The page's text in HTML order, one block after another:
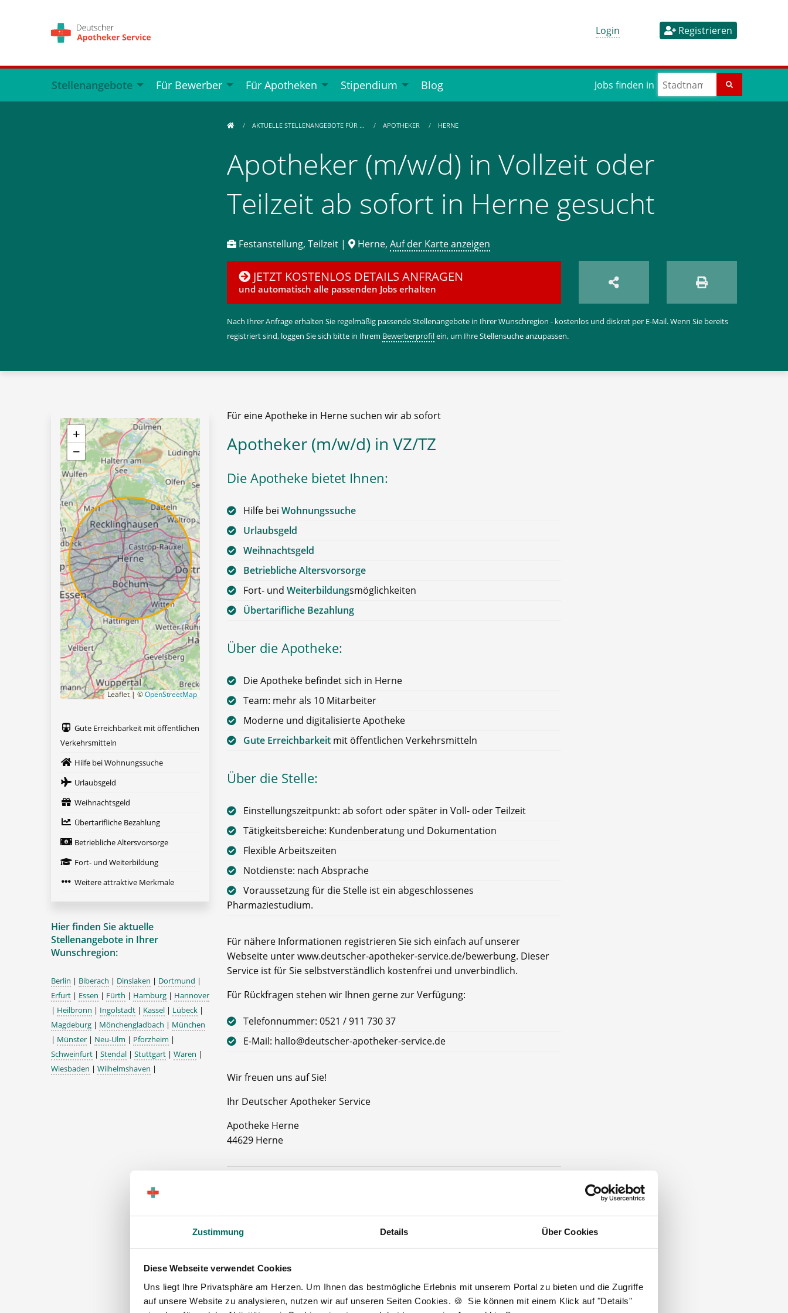
Zustimmung Details Über Cookies
Diese Webseite verwendet Cookies
Uns liegt Ihre Privatsphäre am Herzen. Um Ihnen das bestmögliche Erlebnis mit unserem Portal zu bieten und die Zugriffe
auf unsere Website zu analysieren, nutzen wir auf unseren Seiten Cookies. 🍪 Sie können mit einem Klick auf "Details"
Login Registrieren
Stellenangebote Für Bewerber Für Apotheken Stipendium Blog Jobs finden in
AKTUELLE STELLENANGEBOTE FÜR … APOTHEKER HERNE
Apotheker (m/w/d) in Vollzeit oder
Teilzeit ab sofort in Herne gesucht
Festanstellung, Teilzeit | Herne, Auf der Karte anzeigen
JETZT KOSTENLOS DETAILS ANFRAGEN
und automatisch alle passenden Jobs erhalten
Nach Ihrer Anfrage erhalten Sie regelmäßig passende Stellenangebote in Ihrer Wunschregion - kostenlos und diskret per E-Mail. Wenn Sie bereits
registriert sind, loggen Sie sich bitte in Ihrem Bewerberprofilein, um Ihre Stellensuche anzupassen.
Für eine Apotheke in Herne suchen wir ab sofort
Apotheker (m/w/d) in VZ/TZ
Die Apotheke bietet Ihnen:
Hilfe bei Wohnungssuche
Urlaubsgeld
Weihnachtsgeld
Betriebliche Altersvorsorge
Fort- und Weiterbildungsmöglichkeiten
Übertarifliche Bezahlung
Über die Apotheke:
Die Apotheke befindet sich in Herne
Team: mehr als 10 Mitarbeiter
Moderne und digitalisierte Apotheke
Gute Erreichbarkeit mit öffentlichen Verkehrsmitteln
Über die Stelle:
Einstellungszeitpunkt: ab sofort oder später in Voll- oder Teilzeit
Tätigkeitsbereiche: Kundenberatung und Dokumentation
Flexible Arbeitszeiten
Notdienste: nach Absprache
Voraussetzung für die Stelle ist ein abgeschlossenes
Pharmaziestudium.
Für nähere Informationen registrieren Sie sich einfach auf unserer
Webseite unter www.deutscher-apotheker-service.de/bewerbung. Dieser
Service ist für Sie selbstverständlich kostenfrei und unverbindlich.
Für Rückfragen stehen wir Ihnen gerne zur Verfügung:
Telefonnummer: 0521 / 911 730 37
E-Mail: hallo@deutscher-apotheker-service.de
Wir freuen uns auf Sie!
Ihr Deutscher Apotheker Service
Apotheke Herne
44629 Herne
7 Besucherfür
Apotheker
+
−
Leaflet | ©OpenStreetMap
Gute Erreichbarkeit mit öffentlichen
Verkehrsmitteln
Hilfe bei Wohnungssuche
Urlaubsgeld
Weihnachtsgeld
Übertarifliche Bezahlung
Betriebliche Altersvorsorge
Fort- und Weiterbildung
Weitere attraktive Merkmale
Hier finden Sie aktuelle
Stellenangebote in Ihrer
Wunschregion:
Berlin | Biberach | Dinslaken | Dortmund |
Erfurt | Essen | Fürth | Hamburg | Hannover
| Heilbronn | Ingolstadt | Kassel | Lübeck |
Magdeburg | Mönchengladbach | München
| Münster | Neu-Ulm | Pforzheim |
Schweinfurt | Stendal | Stuttgart | Waren |
Wiesbaden | Wilhelmshaven |